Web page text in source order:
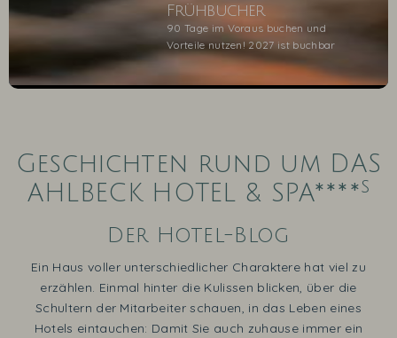
Frühbucher
90 Tage im Voraus buchen und
Vorteile nutzen! 2027 ist buchbar
Geschichten rund um DAS
AHLBECK HOTEL & SPA****s
Der Hotel-Blog
Ein Haus voller unterschiedlicher Charaktere hat viel zu
erzählen. Einmal hinter die Kulissen blicken, über die
Schultern der Mitarbeiter schauen, in das Leben eines
Hotels eintauchen: Damit Sie auch zuhause immer ein